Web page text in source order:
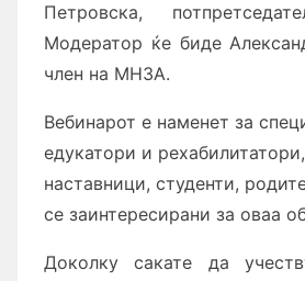
Петровска,
Модератор ќе биде
член на МНЗА.
Вебинарот е наменет за
едукатори и
наставници, студенти,
се заинтересирани за оваа
Доколку сакате да